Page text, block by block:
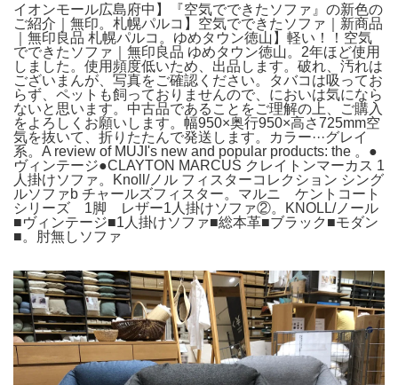
イオンモール広島府中】『空気でできたソファ』の新色の
ご紹介｜無印。札幌パルコ】空気でできたソファ｜新商品
｜無印良品 札幌パルコ。ゆめタウン徳山】軽い！！空気
でできたソファ｜無印良品 ゆめタウン徳山。2年ほど使用
しました。使用頻度低いため、出品します。破れ、汚れは
ございまんが、写真をご確認ください。タバコは吸ってお
らず、ペットも飼っておりませんので、においは気になら
ないと思います。中古品であることをご理解の上、ご購入
をよろしくお願いします。幅950×奥行950×高さ725mm空
気を抜いて、折りたたんで発送します。カラー···グレイ
系。A review of MUJI's new and popular products: the 。●
ヴィンテージ●CLAYTON MARCUS クレイトンマーカス 1
人掛けソファ。Knoll/ノル フィスターコレクション シング
ルソファb チャールズフィスター。マルニ ケントコート
シリーズ 1脚 レザー1人掛けソファ②。KNOLL/ノール
■ヴィンテージ■1人掛けソファ■総本革■ブラック■モダン
■。肘無しソファ